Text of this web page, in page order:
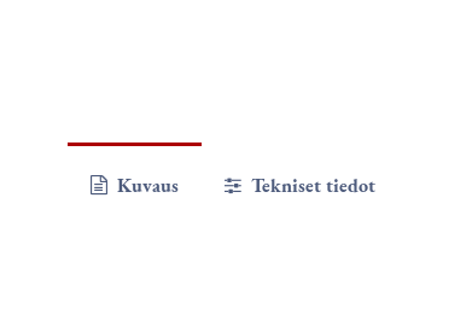
Kuvaus Tekniset tiedot